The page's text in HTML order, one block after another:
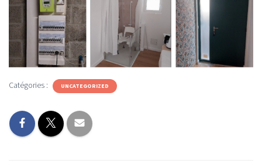
Catégories : UNCATEGORIZED